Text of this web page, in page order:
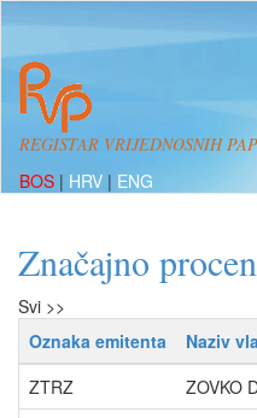
REGISTAR VRIJEDNOSNIH
BOS | HRV | ENG
Značajno
Svi >>
Oznaka emitenta
Naziv
ZTRZ
ZOVKO